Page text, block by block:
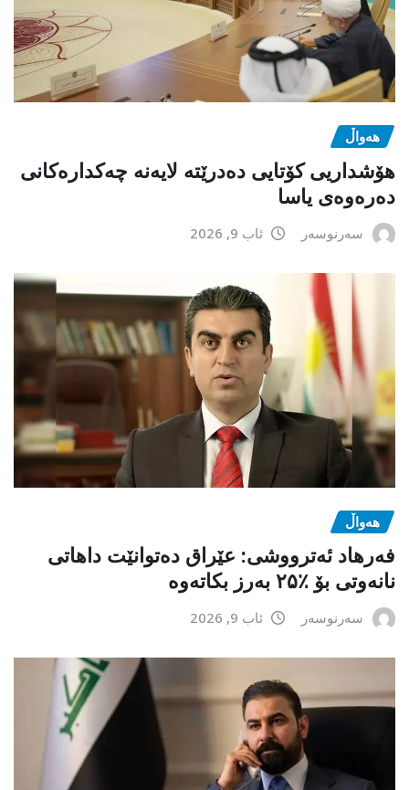
هەواڵ
هۆشداریی کۆتایی دەدرێتە لایەنە چەکدارەکانی
دەرەوەی یاسا
سەرنوسەر ئاب 9, 2026
هەواڵ
فەرهاد ئەترووشی: عێراق دەتوانێت داهاتی
نانەوتی بۆ ٪۲۵ بەرز بکاتەوە
سەرنوسەر ئاب 9, 2026